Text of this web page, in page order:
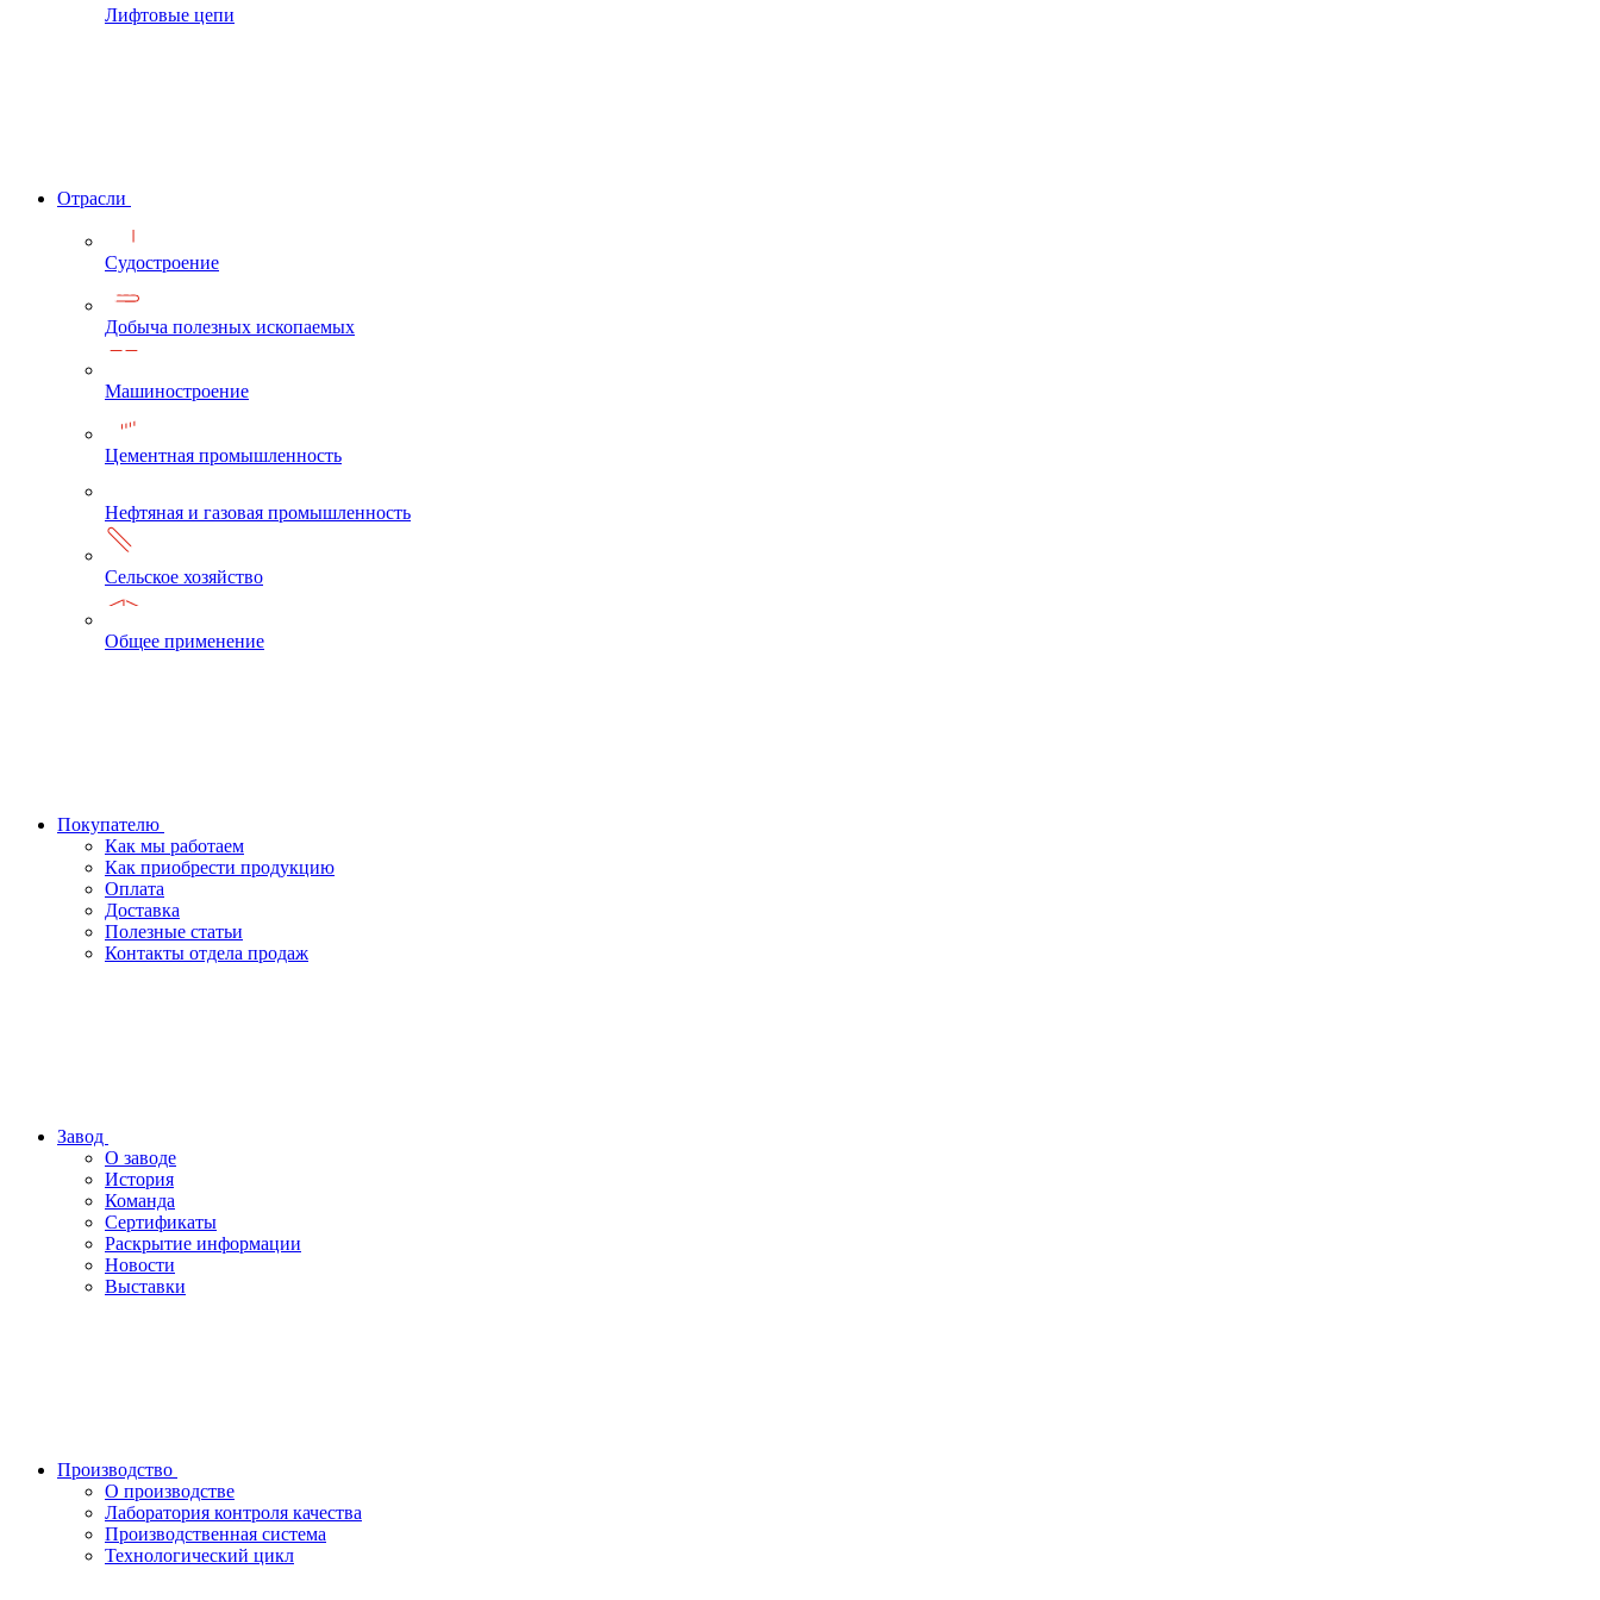
Лифтовые цепи
Отрасли
Судостроение
Добыча полезных ископаемых
Машиностроение
Цементная промышленность
Нефтяная и газовая промышленность
Сельское хозяйство
Общее применение
Покупателю
Как мы работаем
Как приобрести продукцию
Оплата
Доставка
Полезные статьи
Контакты отдела продаж
Завод
О заводе
История
Команда
Сертификаты
Раскрытие информации
Новости
Выставки
Производство
О производстве
Лаборатория контроля качества
Производственная система
Технологический цикл